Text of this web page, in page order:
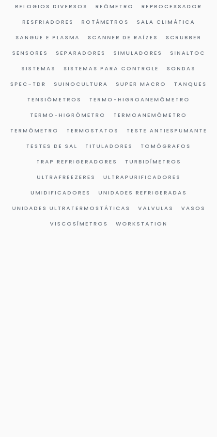
RELOGIOS DIVERSOS REÔMETRO REPROCESSADOR
RESFRIADORES ROTÂMETROS SALA CLIMÁTICA
SANGUE E PLASMA SCANNER DE RAÍZES SCRUBBER
SENSORES SEPARADORES SIMULADORES SINALTOC
SISTEMAS SISTEMAS PARA CONTROLE SONDAS
SPEC-TDR SUINOCULTURA SUPER MACRO TANQUES
TENSIÔMETROS TERMO-HIGROANEMÔMETRO
TERMO-HIGRÔMETRO TERMOANEMÔMETRO
TERMÔMETRO TERMOSTATOS TESTE ANTIESPUMANTE
TESTES DE SAL TITULADORES TOMÓGRAFOS
TRAP REFRIGERADORES TURBIDÍMETROS
ULTRAFREEZERES ULTRAPURIFICADORES
UMIDIFICADORES UNIDADES REFRIGERADAS
UNIDADES ULTRATERMOSTÁTICAS VALVULAS VASOS
VISCOSÍMETROS WORKSTATION